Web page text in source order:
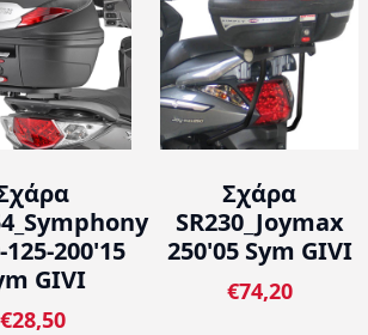
125-200'15
GIVI
€28,50
Σχάρα
SR230_Joymax
250'05 Sym GIVI
€74,20